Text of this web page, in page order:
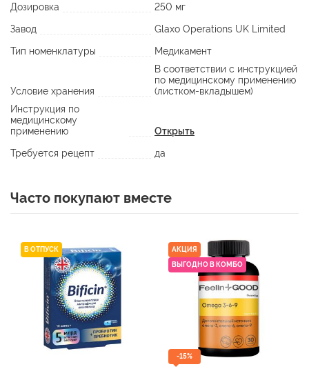
Дозировка
250 мг
Завод
Glaxo Operations UK Limited
Тип номенклатуры
Медикамент
Условие хранения
В соответствии с инструкцией
по медицинскому применению
(листком-вкладышем)
Инструкция по
медицинскому
применению
Открыть
Требуется рецепт
да
Часто покупают вместе
В ОТПУСК
АКЦИЯ
ВЫГОДНО В КОМБО
-15%